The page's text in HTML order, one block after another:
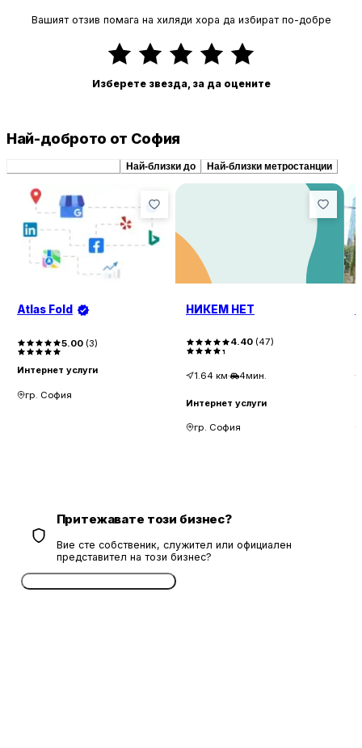
Вашият отзив помага на хиляди хора да избират по-добре
Изберете звезда, за да оцените
Най-доброто от София
Най-близки до Най-близки метростанции
Atlas Fold
5.00 (3)
Интернет услуги
гр. София
НИКЕМ НЕТ
4.40 (47)
1.64 км· 4мин.
Интернет услуги
гр. София
Притежавате този бизнес?
Вие сте собственик, служител или официален
представител на този бизнес?